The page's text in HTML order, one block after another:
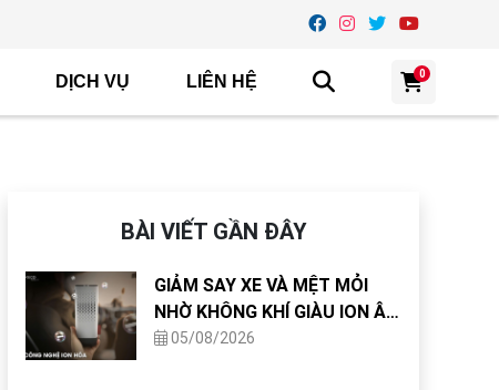
DỊCH VỤ LIÊN HỆ 0
BÀI VIẾT GẦN ĐÂY
GIẢM SAY XE VÀ MỆT MỎI
NHỜ KHÔNG KHÍ GIÀU ION ÂM
TRONG CABIN
05/08/2026